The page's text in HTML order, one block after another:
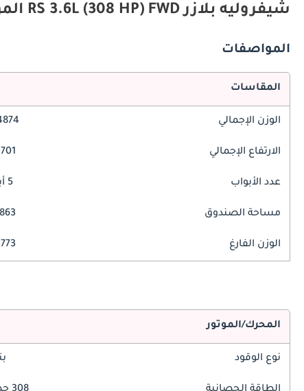
شيفروليه بلازر RS 3.6L (308 HP) FWD المواصفات والميزات
المواصفات
المقاسات
الوزن الإجمالي 4874
الارتفاع الإجمالي 1701
عدد الأبواب 5 أبواب
مساحة الصندوق 863 ليتر
الوزن الفارغ 1773
المحرك/الموتور
نوع الوقود